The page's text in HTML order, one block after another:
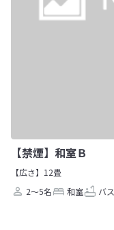
【禁煙】和室Ｂ
【広さ】12畳
2～5名
和室 バス